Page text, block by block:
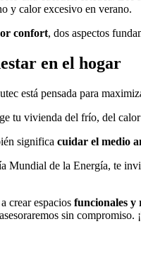
y calor excesivo en verano.
confort, dos aspectos
en el hogar
está pensada para
tu vivienda del frío, del
significa cuidar el medio
Mundial de la Energía, te
crear espacios funcionales y
sin compromiso.